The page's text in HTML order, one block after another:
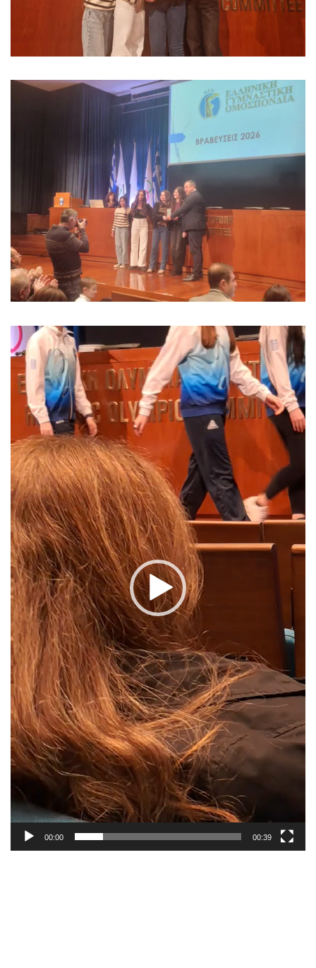
Πρόγραμμα
Αναπαραγωγής
Βίντεο
00:00 00:39